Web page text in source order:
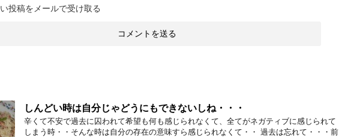
投稿をメールで受け取る
しんどい時は自分じゃどうにもできないしね・・・
辛くて不安で過去に囚われて希望も何も感じられなくて、全てがネガティブに感じられて
しまう時・・そんな時は自分の存在の意味すら感じられなくて・・ 過去は忘れて・・・前